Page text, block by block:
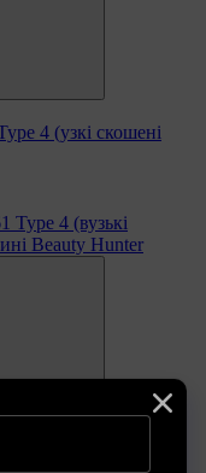
4 (узкі скошені